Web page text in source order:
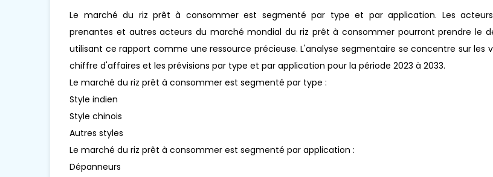
Le marché du riz prêt à consommer est segmenté par type et par application. Les
prenantes et autres acteurs du marché mondial du riz prêt à consommer pourront prendre le
utilisant ce rapport comme une ressource précieuse. L'analyse segmentaire se concentre sur les
chiffre d'affaires et les prévisions par type et par application pour la période 2023 à 2033.
Le marché du riz prêt à consommer est segmenté par type :
Style indien
Style chinois
Autres styles
Le marché du riz prêt à consommer est segmenté par application :
Dépanneurs